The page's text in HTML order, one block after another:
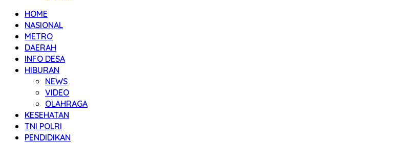
HOME
NASIONAL
METRO
DAERAH
INFO DESA
HIBURAN
NEWS
VIDEO
OLAHRAGA
KESEHATAN
TNI POLRI
PENDIDIKAN